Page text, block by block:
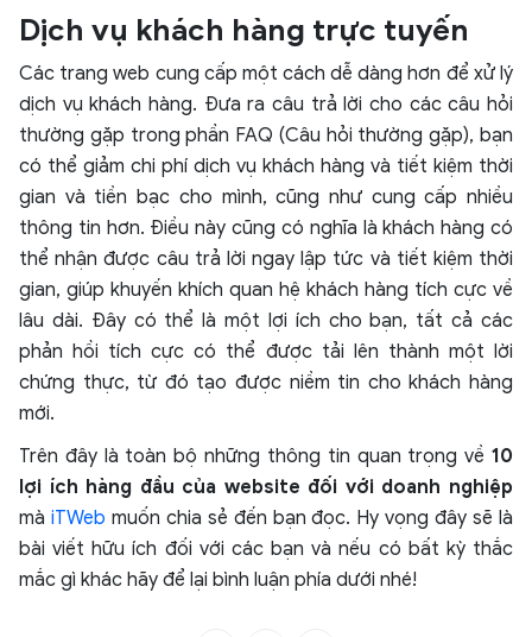
Dịch vụ khách hàng trực tuyến
Các trang web cung cấp một cách dễ dàng hơn để xử lý
dịch vụ khách hàng. Đưa ra câu trả lời cho các câu hỏi
thường gặp trong phần FAQ (Câu hỏi thường gặp), bạn
có thể giảm chi phí dịch vụ khách hàng và tiết kiệm thời
gian và tiền bạc cho mình, cũng như cung cấp nhiều
thông tin hơn. Điều này cũng có nghĩa là khách hàng có
thể nhận được câu trả lời ngay lập tức và tiết kiệm thời
gian, giúp khuyến khích quan hệ khách hàng tích cực về
lâu dài. Đây có thể là một lợi ích cho bạn, tất cả các
phản hồi tích cực có thể được tải lên thành một lời
chứng thực, từ đó tạo được niềm tin cho khách hàng
mới.
Trên đây là toàn bộ những thông tin quan trọng về 10
lợi ích hàng đầu của website đối với doanh nghiệp
mà iTWeb muốn chia sẻ đến bạn đọc. Hy vọng đây sẽ là
bài viết hữu ích đối với các bạn và nếu có bất kỳ thắc
mắc gì khác hãy để lại bình luận phía dưới nhé!